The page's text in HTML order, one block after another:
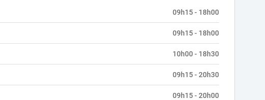
09h15 - 18h00
09h15 - 18h00
10h00 - 18h30
09h15 - 20h30
09h15 - 20h00